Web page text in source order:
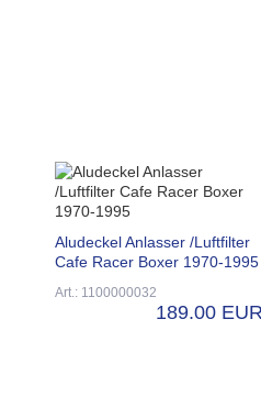
Aludeckel Anlasser /Luftfilter
Cafe Racer Boxer 1970-1995
Art.: 1100000032
189.00